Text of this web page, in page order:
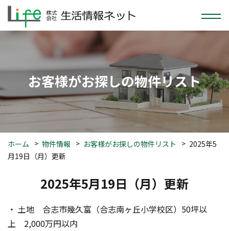
お客様がお探しの物件リスト
ホーム 物件情報 お客様がお探しの物件リスト
2025年5
月19日（月）更新
2025年5月19日（月）更新
・ 土地　合志市幾久富（合志南ヶ丘小学校区）50坪以
上　2,000万円以内